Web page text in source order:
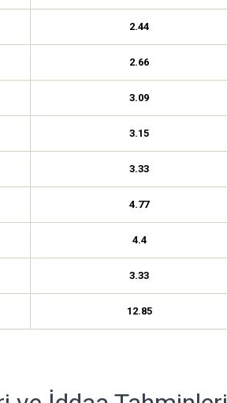
2.44
2.66
3.09
3.15
3.33
4.77
4.4
3.33
12.85